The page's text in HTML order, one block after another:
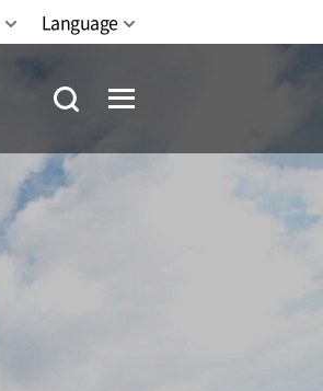
Language